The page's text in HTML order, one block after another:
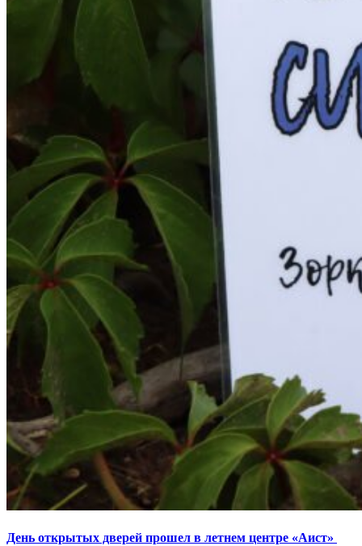
День открытых дверей прошел в летнем центре «Аист»